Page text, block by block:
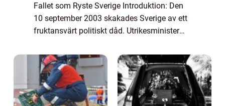
Fallet som Ryste Sverige Introduktion: Den
10 september 2003 skakades Sverige av ett
fruktansvärt politiskt dåd. Utrikesminister
gärningsman i ett varuhus i Stockholm.
Detta...